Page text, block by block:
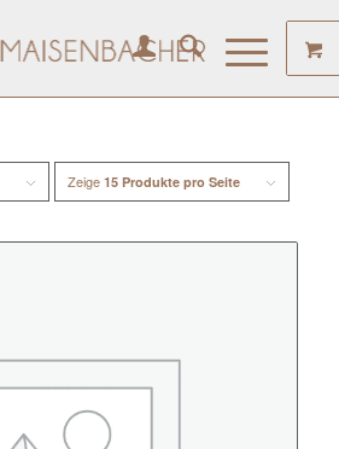
Zeige 15 Produkte pro Seite